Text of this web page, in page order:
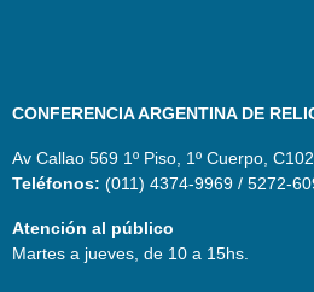
CONFERENCIA ARGENTINA DE
Av Callao 569 1º Piso, 1º Cuerpo,
Teléfonos: (011) 4374-9969 / 5272-
Atención al público
Martes a jueves, de 10 a 15hs.